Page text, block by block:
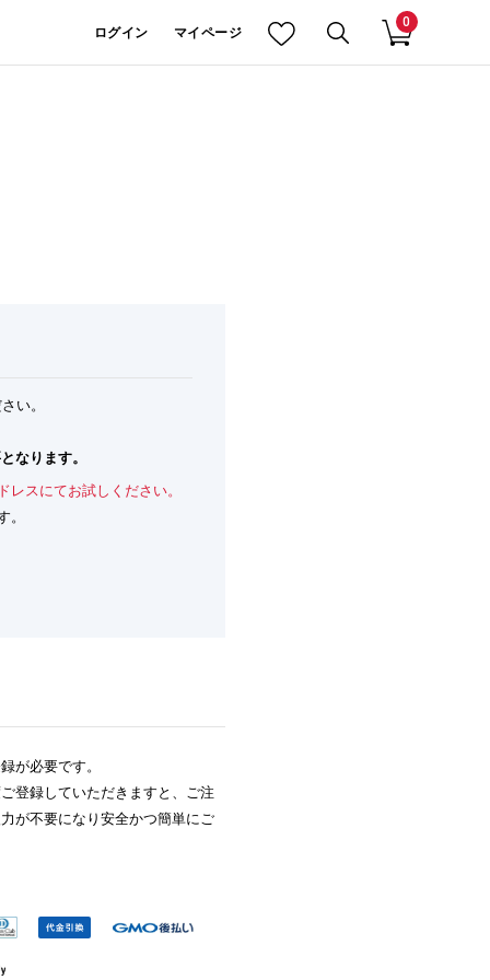
ログイン マイページ
0
い。
なります。
スにてお試しください。
。
が必要です。
登録していただきますと、ご注
が不要になり安全かつ簡単にご